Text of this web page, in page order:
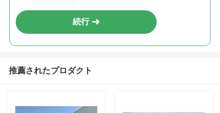
続行
推薦されたプロダクト